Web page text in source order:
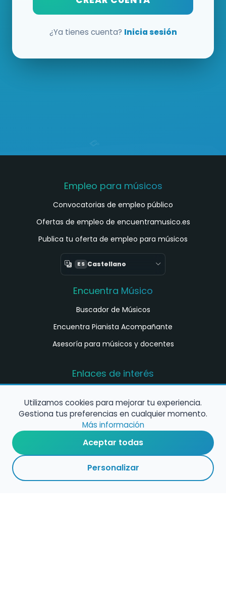
¿Ya tienes cuenta? Inicia sesión
Empleo para músicos
Convocatorias de empleo público
Ofertas de empleo de encuentramusico.es
Publica tu oferta de empleo para músicos
ES Castellano
Encuentra Músico
Buscador de Músicos
Encuentra Pianista Acompañante
Asesoría para músicos y docentes
Enlaces de interés
música en España
Configura alertas de empleo
Contacta con nosotros
Utilizamos cookies para mejorar tu experiencia.
Gestiona tus preferencias en cualquier momento.
Más información
Aceptar todas
Personalizar